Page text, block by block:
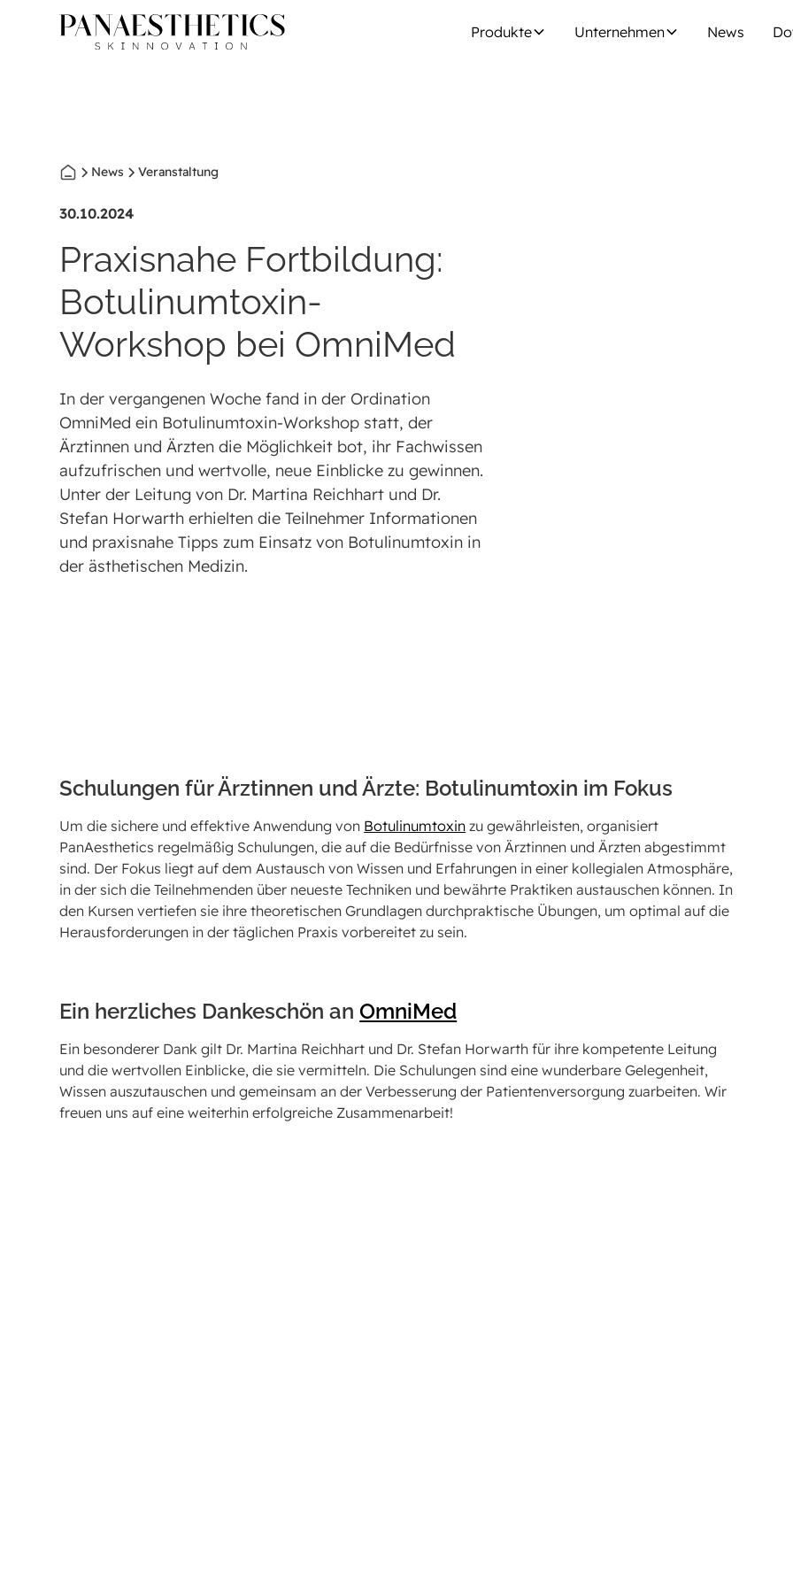
Produkte Unternehmen News
News Veranstaltung
30.10.2024
Praxisnahe Fortbildung:
Botulinumtoxin-
Workshop bei OmniMed
In der vergangenen Woche fand in der Ordination
OmniMed ein Botulinumtoxin-Workshop statt, der
Ärztinnen und Ärzten die Möglichkeit bot, ihr Fachwissen
aufzufrischen und wertvolle, neue Einblicke zu gewinnen.
Unter der Leitung von Dr. Martina Reichhart und Dr.
Stefan Horwarth erhielten die Teilnehmer Informationen
und praxisnahe Tipps zum Einsatz von Botulinumtoxin in
der ästhetischen Medizin.
Schulungen für Ärztinnen und Ärzte: Botulinumtoxin im Fokus
Um die sichere und effektive Anwendung von Botulinumtoxin zu gewährleisten, organisiert
PanAesthetics regelmäßig Schulungen, die auf die Bedürfnisse von Ärztinnen und Ärzten abgestimmt
sind. Der Fokus liegt auf dem Austausch von Wissen und Erfahrungen in einer kollegialen Atmosphäre,
in der sich die Teilnehmenden über neueste Techniken und bewährte Praktiken austauschen können. In
den Kursen vertiefen sie ihre theoretischen Grundlagen durchpraktische Übungen, um optimal auf die
Herausforderungen in der täglichen Praxis vorbereitet zu sein.
Ein herzliches Dankeschön anOmniMed
Ein besonderer Dank gilt Dr. Martina Reichhart und Dr. Stefan Horwarth für ihre kompetente Leitung
und die wertvollen Einblicke, die sie vermitteln. Die Schulungen sind eine wunderbare Gelegenheit,
Wissen auszutauschen und gemeinsam an der Verbesserung der Patientenversorgung zuarbeiten. Wir
freuen uns auf eine weiterhin erfolgreiche Zusammenarbeit!